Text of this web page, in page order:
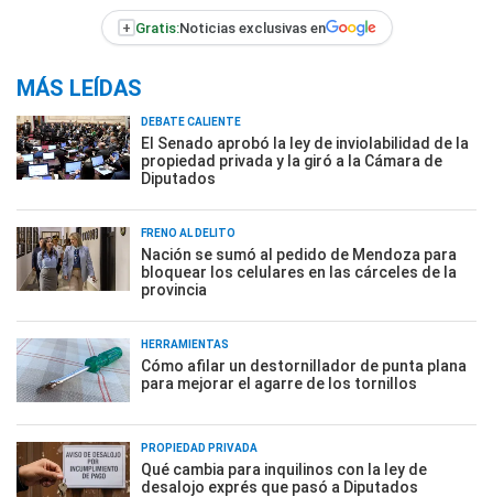
+ Gratis:Noticias exclusivas en
MÁS LEÍDAS
DEBATE CALIENTE
El Senado aprobó la ley de inviolabilidad de la
propiedad privada y la giró a la Cámara de
Diputados
FRENO AL DELITO
Nación se sumó al pedido de Mendoza para
bloquear los celulares en las cárceles de la
provincia
HERRAMIENTAS
Cómo afilar un destornillador de punta plana
para mejorar el agarre de los tornillos
PROPIEDAD PRIVADA
Qué cambia para inquilinos con la ley de
desalojo exprés que pasó a Diputados